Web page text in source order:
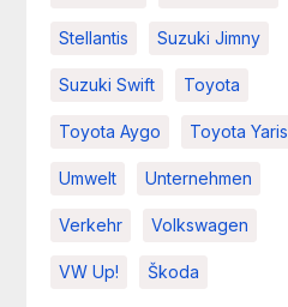
Stellantis Suzuki Jimny
Suzuki Swift Toyota
Toyota Aygo Toyota Yaris
Umwelt Unternehmen
Verkehr Volkswagen
VW Up! Škoda